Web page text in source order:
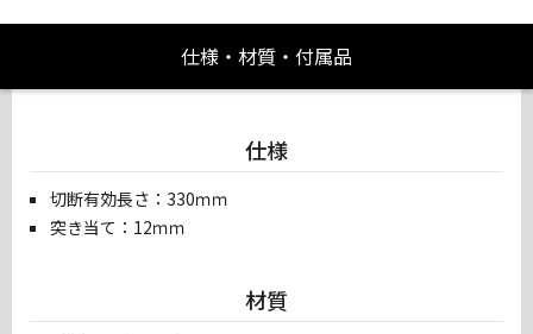
仕様・材質・付属品
仕様
切断有効長さ：330ｍｍ
突き当て：12ｍｍ
材質